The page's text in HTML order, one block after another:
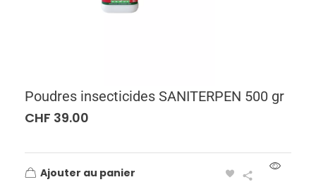
Poudres insecticides SANITERPEN 500 gr
CHF 39.00
Ajouter au panier